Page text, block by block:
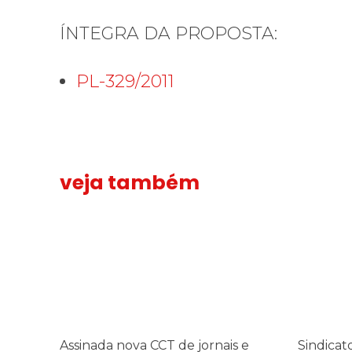
ÍNTEGRA DA PROPOSTA:
PL-329/2011
veja também
interior
Assinada nova CCT de jornais e
cometer